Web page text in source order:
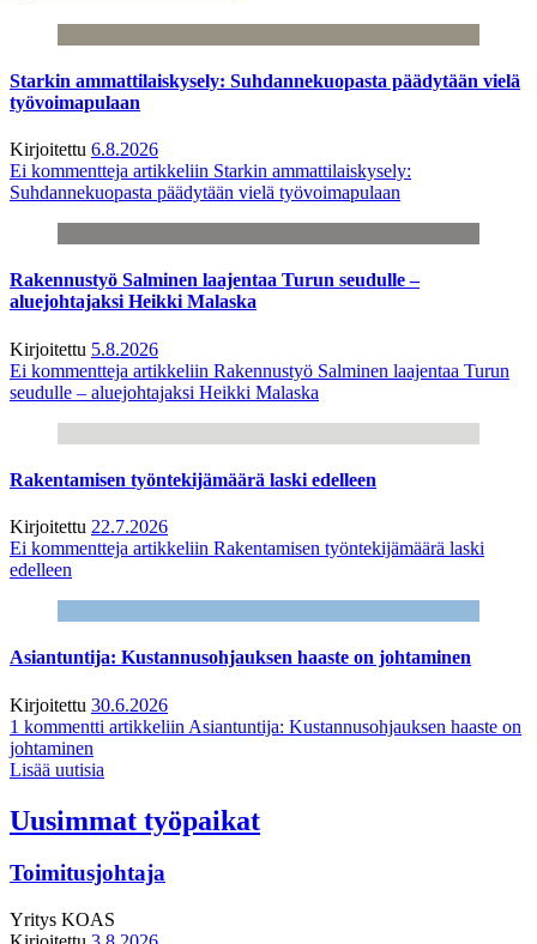
Starkin ammattilaiskysely: Suhdannekuopasta päädytään vielä
työvoimapulaan
Kirjoitettu 6.8.2026
Ei kommentteja artikkeliin Starkin ammattilaiskysely:
Suhdannekuopasta päädytään vielä työvoimapulaan
Rakennustyö Salminen laajentaa Turun seudulle –
aluejohtajaksi Heikki Malaska
Kirjoitettu 5.8.2026
Ei kommentteja artikkeliin Rakennustyö Salminen laajentaa Turun
seudulle – aluejohtajaksi Heikki Malaska
Rakentamisen työntekijämäärä laski edelleen
Kirjoitettu 22.7.2026
Ei kommentteja artikkeliin Rakentamisen työntekijämäärä laski
edelleen
Asiantuntija: Kustannusohjauksen haaste on johtaminen
Kirjoitettu 30.6.2026
1 kommentti artikkeliin Asiantuntija: Kustannusohjauksen haaste on
johtaminen
Lisää uutisia
Uusimmat työpaikat
Toimitusjohtaja
Yritys KOAS